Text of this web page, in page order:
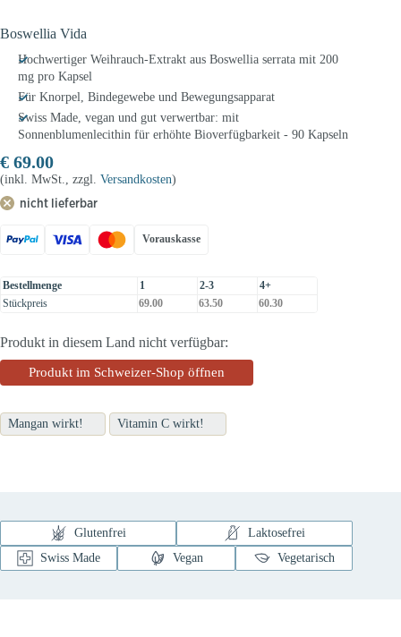
Boswellia Vida
Hochwertiger Weihrauch-Extrakt aus Boswellia serrata mit 200
mg pro Kapsel
Für Knorpel, Bindegewebe und Bewegungsapparat
Swiss Made, vegan und gut verwertbar: mit
Sonnenblumenlecithin für erhöhte Bioverfügbarkeit - 90 Kapseln
€ 69.00
(inkl. MwSt., zzgl. Versandkosten)
nicht lieferbar
Vorauskasse
Bestellmenge 1 2-3
4+
Stückpreis
69.00 63.50 60.30
Produkt in diesem Land nicht verfügbar:
Produkt im Schweizer-Shop öffnen
Mangan wirkt! Vitamin C wirkt!
Glutenfrei
Laktosefrei
Swiss Made
Vegan Vegetarisch